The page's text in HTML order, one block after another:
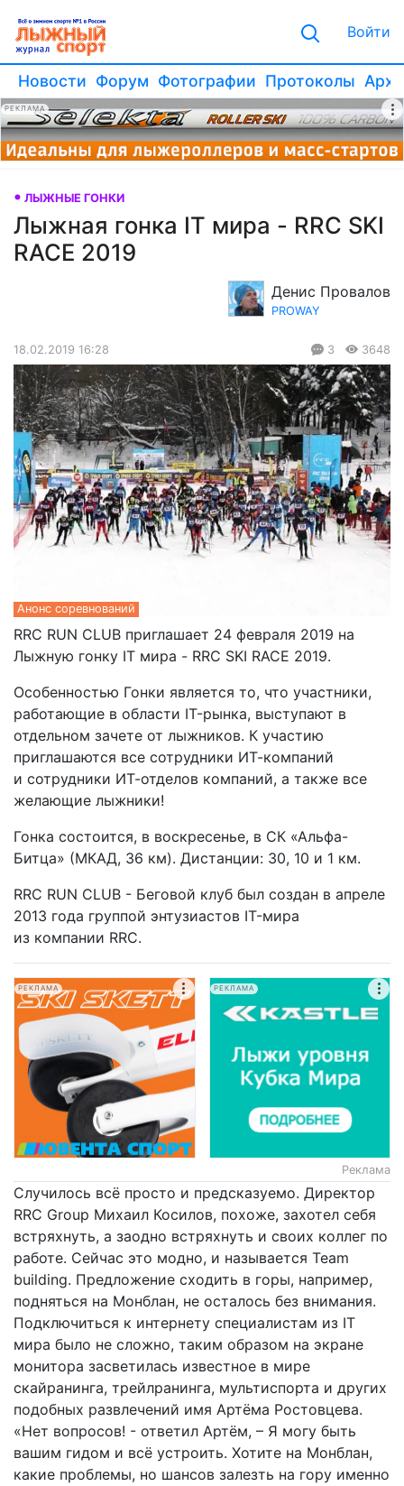
Войти
Новости Форум Фотографии Протоколы
РЕКЛАМА
ЛЫЖНЫЕ ГОНКИ
Лыжная гонка IT мира - RRC SKI
RACE 2019
Денис Провалов
PROWAY
18.02.2019 16:28 3 3648
Анонс соревнований
RRC RUN CLUB приглашает 24 февраля 2019 на
Лыжную гонку IT мира - RRC SKI RACE 2019.
Особенностью Гонки является то, что участники,
работающие в области IT-рынка, выступают в
отдельном зачете от лыжников. К участию
приглашаются все сотрудники ИТ-компаний
и сотрудники ИТ-отделов компаний, а также все
желающие лыжники!
Гонка состоится, в воскресенье, в СК «Альфа-
Битца» (МКАД, 36 км). Дистанции: 30, 10 и 1 км.
RRC RUN CLUB - Беговой клуб был создан в апреле
2013 года группой энтузиастов IT-мира
из компании RRC.
РЕКЛАМА РЕКЛАМА
Реклама
Случилось всё просто и предсказуемо. Директор
RRC Group Михаил Косилов, похоже, захотел себя
встряхнуть, а заодно встряхнуть и своих коллег по
работе. Сейчас это модно, и называется Team
building. Предложение сходить в горы, например,
подняться на Монблан, не осталось без внимания.
Подключиться к интернету специалистам из IT
мира было не сложно, таким образом на экране
монитора засветилась известное в мире
cкайранинга, трейлранинга, мультиспорта и других
подобных развлечений имя Артёма Ростовцева.
«Нет вопросов! - ответил Артём, – Я могу быть
вашим гидом и всё устроить. Хотите на Монблан,
какие проблемы, но шансов залезть на гору именно